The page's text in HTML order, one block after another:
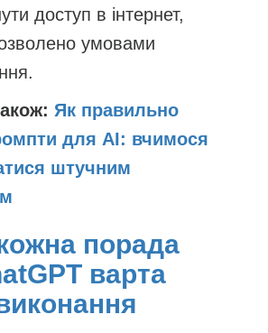
доступ в інтернет,
умовами
Як правильно
для AI: вчимося
штучним
порада
варта